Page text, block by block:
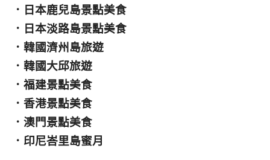
． 日本鹿兒島景點美食
． 日本淡路島景點美食
． 韓國濟州島旅遊
． 韓國大邱旅遊
． 福建景點美食
． 香港景點美食
． 澳門景點美食
． 印尼峇里島蜜月